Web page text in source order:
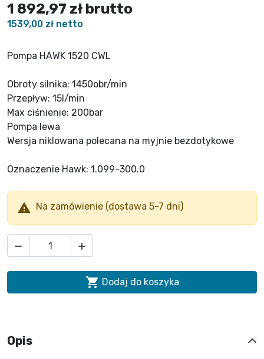
1 892,97 zł brutto
1539,00 zł netto
Pompa HAWK 1520 CWL
Obroty silnika: 1450obr/min
Przepływ: 15l/min
Max ciśnienie: 200bar
Pompa lewa
Wersja niklowana polecana na myjnie bezdotykowe
Oznaczenie Hawk: 1.099-300.0
 Na zamówienie (dostawa 5-7 dni)
 
 Dodaj do koszyka
Opis